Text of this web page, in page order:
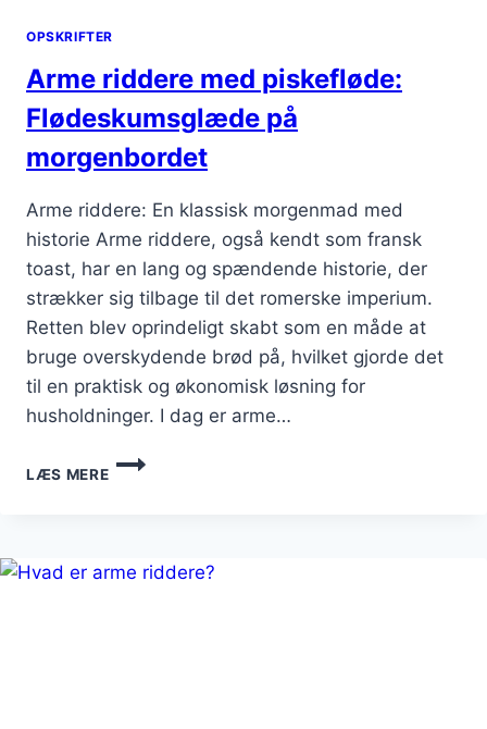
OPSKRIFTER
Arme riddere med piskefløde:
Flødeskumsglæde på
morgenbordet
Arme riddere: En klassisk morgenmad med
historie Arme riddere, også kendt som fransk
toast, har en lang og spændende historie, der
strækker sig tilbage til det romerske imperium.
Retten blev oprindeligt skabt som en måde at
bruge overskydende brød på, hvilket gjorde det
til en praktisk og økonomisk løsning for
husholdninger. I dag er arme…
LÆS MERE
ARME
RIDDERE
PÅ